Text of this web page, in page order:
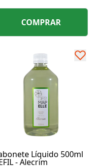
COMPRAR
Líquido 500ml
- Alecrim